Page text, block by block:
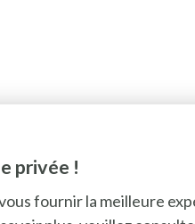
privée !
fournir la meilleure